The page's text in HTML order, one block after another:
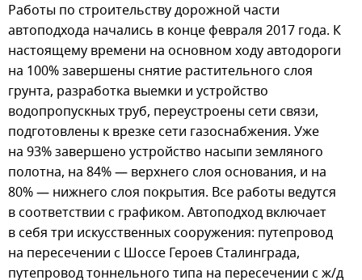
Работы по строительству дорожной части
автоподхода начались в конце февраля 2017 года. К
настоящему времени на основном ходу автодороги
на 100% завершены снятие растительного слоя
грунта, разработка выемки и устройство
водопропускных труб, переустроены сети связи,
подготовлены к врезке сети газоснабжения. Уже
на 93% завершено устройство насыпи земляного
полотна, на 84% — верхнего слоя основания, и на
80% — нижнего слоя покрытия. Все работы ведутся
в соответствии с графиком. Автоподход включает
в себя три искусственных сооружения: путепровод
на пересечении с Шоссе Героев Сталинграда,
путепровод тоннельного типа на пересечении с ж/д